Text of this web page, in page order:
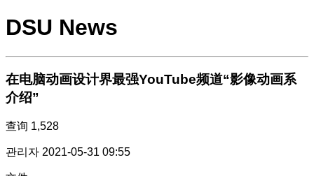
DSU News
在电脑动画设计界最强YouTube频道“影像动画系
介绍”
查询 1,528
관리자 2021-05-31 09:55